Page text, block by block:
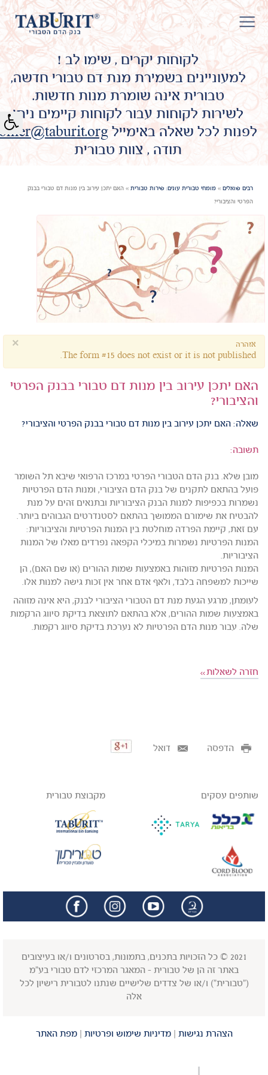
לקוחות יקרים , שימו לב !
למעוניינים בשמירת מנת דם טבורי חדשה,
טבורית אינה שומרת מנות חדשות.
לשירות לקוחות עבור לקוחות קיימים ניתן
לפנות לכל שאלה באימייל
תודה , צוות טבורית
רבים שואלים » מומחי טבורית עונים: שירות טבורית » האם יתכן עירוב בין מנות דם טבורי בבנק
הפרטי והציבורי?
× אזהרה
The form #15 does not exist or it is not published.
האם יתכן עירוב בין מנות דם טבורי בבנק הפרטי
והציבורי?
שאלה: האם יתכן עירוב בין מנות דם טבורי בבנק הפרטי והציבורי?
תשובה:
מובן שלא. בנק הדם הטבורי הפרטי במרכז הרפואי שיבא תל השומר
פועל בהתאם לתקנים של בנק הדם הציבורי, ומנות הדם הפרטיות
נשמרות בכפיפות למנות הבנק הציבוריות ובתנאים זהים על מנת
להבטיח את שימורם הממושך בהתאם לסטנדרטים הגבוהים ביותר.
עם זאת, קיימת הפרדה מוחלטת בין המנות הפרטיות והציבוריות:
המנות הפרטיות נשמרות במיכלי הקפאה נפרדים מאלו של המנות
הציבוריות.
המנות הפרטיות מזוהות באמצעות שמות ההורים (או שם האם), הן
שייכות למשפחה בלבד, ולאף אדם אחר אין זכות גישה למנות אלו.
לעומתן, מרגע הגעת מנת דם הטבורי הציבורי לבנק, היא אינה מזוהה
באמצעות שמות ההורים, אלא בהתאם לתוצאת בדיקת סיווג הרקמות
שלה. עבור מנות הדם הפרטיות לא נערכת בדיקת סיווג רקמות.
חזרה לשאלות
הדפסה דואל
שותפים עסקים מקבוצת טבורית
2021 © כל הזכויות בתכנים, בתמונות, בסרטונים ו/או בעיצובים
באתר זה הן של טבורית - המאגר המרכזי לדם טבורי בע"מ
("טבורית") ו/או של צדדים שלישיים שנתנו לטבורית רישיון לכל
אלה
הצהרת נגישות |מדיניות שימוש ופרטיות |מפת האתר